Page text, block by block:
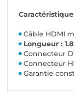
Câble HDMI
Longueur :
Connecteur
Connecteur
Garantie